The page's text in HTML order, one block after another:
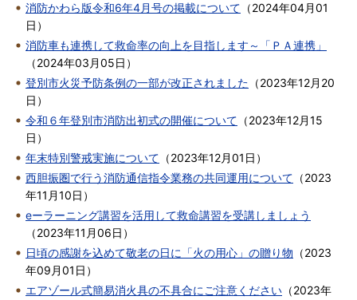
消防かわら版令和6年4月号の掲載について （2024年04月01
日 ）
消防車も連携して救命率の向上を目指します～「ＰＡ連携」
（2024年03月05日 ）
登別市火災予防条例の一部が改正されました （2023年12月20
日 ）
令和６年登別市消防出初式の開催について （2023年12月15
日 ）
年末特別警戒実施について （2023年12月01日 ）
西胆振圏で行う消防通信指令業務の共同運用について （2023
年11月10日 ）
eーラーニング講習を活用して救命講習を受講しましょう
（2023年11月06日 ）
日頃の感謝を込めて敬老の日に「火の用心」の贈り物 （2023
年09月01日 ）
エアゾール式簡易消火具の不具合にご注意ください （2023年